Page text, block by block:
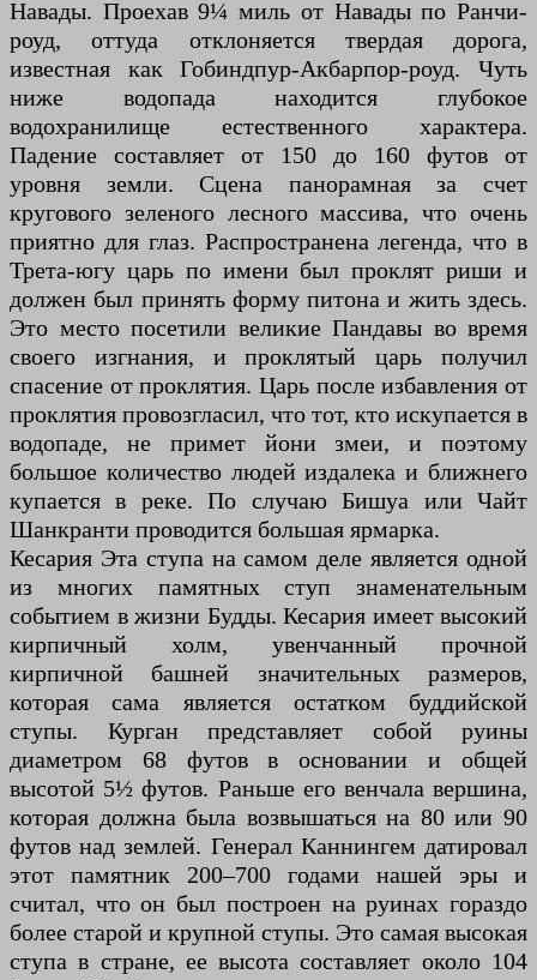
Навады. Проехав 9¼ миль от Навады по Ранчи-
роуд, оттуда отклоняется твердая дорога,
известная как Гобиндпур-Акбарпор-роуд. Чуть
ниже водопада находится глубокое
водохранилище естественного характера.
Падение составляет от 150 до 160 футов от
уровня земли. Сцена панорамная за счет
кругового зеленого лесного массива, что очень
приятно для глаз. Распространена легенда, что в
Трета-югу царь по имени был проклят риши и
должен был принять форму питона и жить здесь.
Это место посетили великие Пандавы во время
своего изгнания, и проклятый царь получил
спасение от проклятия. Царь после избавления от
проклятия провозгласил, что тот, кто искупается в
водопаде, не примет йони змеи, и поэтому
большое количество людей издалека и ближнего
купается в реке. По случаю Бишуа или Чайт
Шанкранти проводится большая ярмарка.
Кесария Эта ступа на самом деле является одной
из многих памятных ступ знаменательным
событием в жизни Будды. Кесария имеет высокий
кирпичный холм, увенчанный прочной
кирпичной башней значительных размеров,
которая сама является остатком буддийской
ступы. Курган представляет собой руины
диаметром 68 футов в основании и общей
высотой 5½ футов. Раньше его венчала вершина,
которая должна была возвышаться на 80 или 90
футов над землей. Генерал Каннингем датировал
этот памятник 200–700 годами нашей эры и
считал, что он был построен на руинах гораздо
более старой и крупной ступы. Это самая высокая
ступа в стране, ее высота составляет около 104